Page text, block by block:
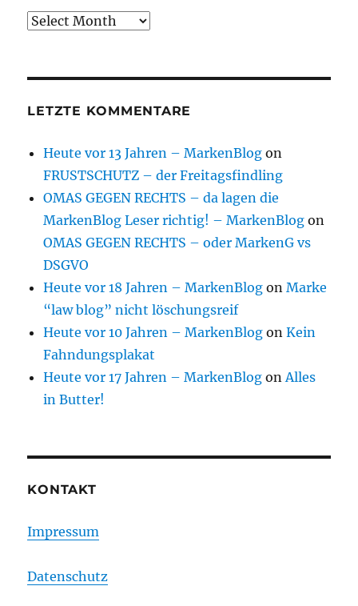
Archive
LETZTE KOMMENTARE
Heute vor 13 Jahren – MarkenBlog on
FRUSTSCHUTZ – der Freitagsfindling
OMAS GEGEN RECHTS – da lagen die
MarkenBlog Leser richtig! – MarkenBlog on
OMAS GEGEN RECHTS – oder MarkenG vs
DSGVO
Heute vor 18 Jahren – MarkenBlog onMarke
“law blog” nicht löschungsreif
Heute vor 10 Jahren – MarkenBlog onKein
Fahndungsplakat
Heute vor 17 Jahren – MarkenBlog onAlles
in Butter!
KONTAKT
Impressum
Datenschutz